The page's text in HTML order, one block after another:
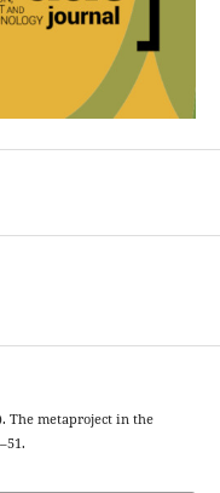
The metaproject in the